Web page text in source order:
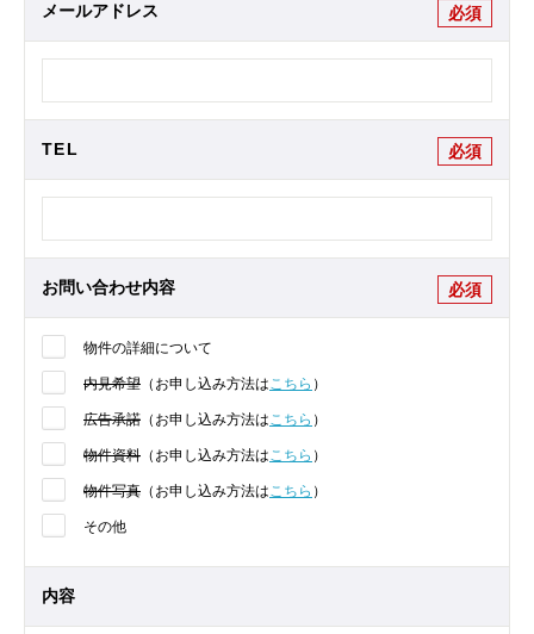
メールアドレス 必須
TEL 必須
お問い合わせ内容 必須
物件の詳細について
内見希望 （お申し込み方法はこちら ）
広告承諾 （お申し込み方法はこちら ）
物件資料 （お申し込み方法はこちら ）
物件写真 （お申し込み方法はこちら ）
その他
内容